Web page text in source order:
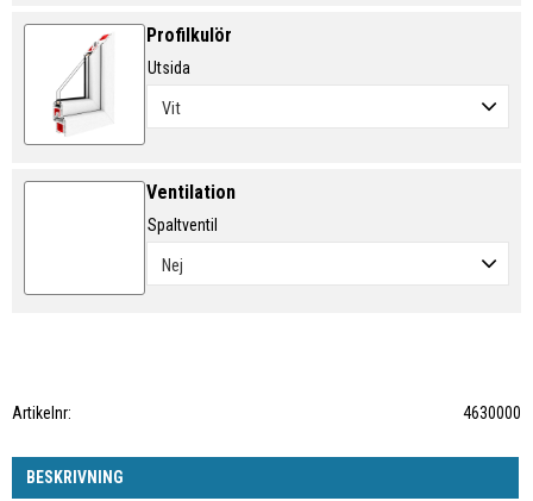
Profilkulör
Utsida
Ventilation
Spaltventil
Artikelnr 4630000
BESKRIVNING